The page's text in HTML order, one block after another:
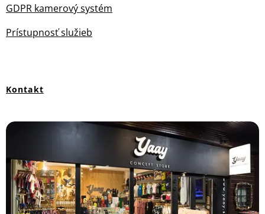
GDPR kamerový systém
Prístupnosť služieb
Kontakt